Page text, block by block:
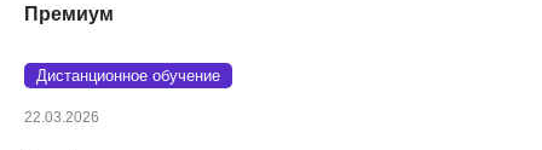
Премиум
Дистанционное обучение
22.03.2026